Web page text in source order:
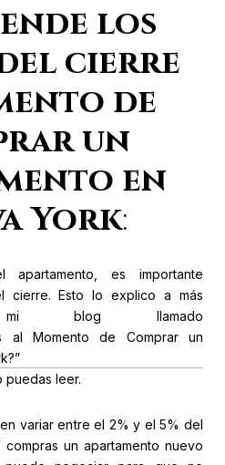
los
cierre
de
un
en
York:
es importante
cierre. Esto lo explico a más
blog llamado
al Momento de Comprar un
puedas leer.
variar entre el 2% y el 5% del
un apartamento nuevo